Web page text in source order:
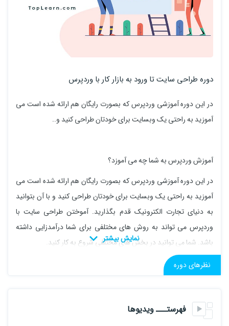
دوره طراحی سایت تا ورود به بازار کار با وردپرس
در این دوره آموزشی وردپرس که بصورت رایگان هم ارائه شده است می
آموزید به راحتی یک وبسایت برای خودتان طراحی کنید و.‌‌.
آموزش وردپرس به شما چه می آموزد؟
در این دوره آموزشی وردپرس که بصورت رایگان هم ارائه شده است می
آموزید به راحتی یک وبسایت برای خودتان طراحی کنید و با آن بتوانید
به دنیای تجارت الکترونیک قدم بگذارید. آموختن طراحی سایت با
وردپرس می تواند به روش های مختلفی برای شما درآمدزایی داشته
باشد. شما می توانید در بخش های مختلفی شروع به کار کنید.
از جمله می توانید برای خودتان سایت بسازید و محصول یا خدمتی را
بفروشید. همچنین می توانید برای دیگران وبسایت طراحی کنید و از آنها
یاد بگیرید استخدام شما در شرکت های مختلفی راحت تر شکل می گیرد و
حتی می توانید در آموزشگاه های مختلف این علم را به اشتراک بگذارید و
نظرهای دوره
فهرستـــ ویدیوها